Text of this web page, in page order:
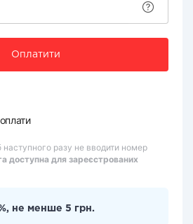
Оплатити
разу не вводити номер
доступна для зареєстрованих
не менше 5 грн.